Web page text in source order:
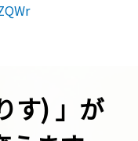
す) 」が